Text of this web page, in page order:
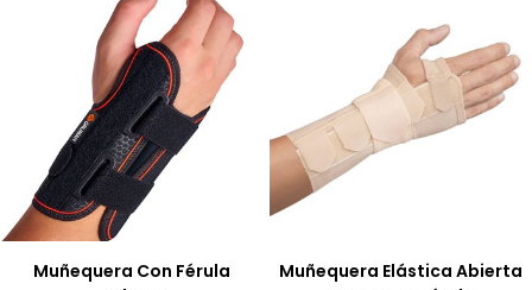
Muñequera Con Férula
Muñequera Elástica Abierta